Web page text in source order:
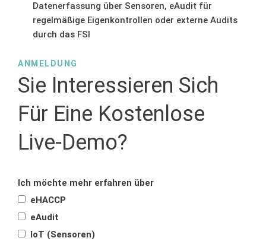
Datenerfassung über Sensoren, eAudit für
regelmäßige Eigenkontrollen oder externe Audits
durch das FSI
ANMELDUNG
Sie Interessieren Sich
Für Eine Kostenlose
Live-Demo?
Ich möchte mehr erfahren über
eHACCP
eAudit
IoT (Sensoren)